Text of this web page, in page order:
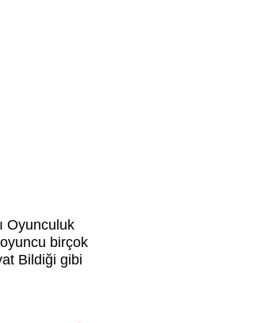
Oyunculuk
birçok
Bildiği gibi